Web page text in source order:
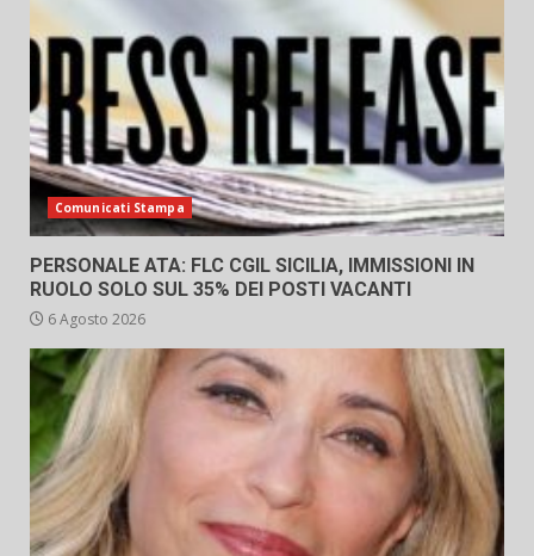
Comunicati Stampa
PERSONALE ATA: FLC CGIL SICILIA, IMMISSIONI IN
RUOLO SOLO SUL 35% DEI POSTI VACANTI
6 Agosto 2026